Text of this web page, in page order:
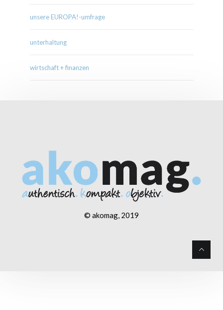
unsere EUROPA!-umfrage
unterhaltung
wirtschaft + finanzen
© akomag, 2019